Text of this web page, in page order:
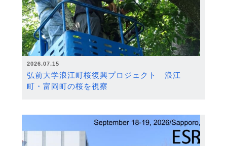
2026.07.15
弘前大学浪江町桜復興プロジェクト 浪江
町・富岡町の桜を視察